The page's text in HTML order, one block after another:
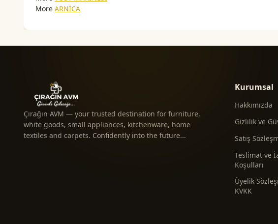
More ARNİCA
Çırağın AVM — your trusted destination for furniture,
white goods, small appliances, kitchenware, home
textiles and carpets. Confidently into the future...
Kurumsal
Hakkımızda
Gizlilik ve
Satış
Teslimat ve
Koşulları
Üyelik
KVKK